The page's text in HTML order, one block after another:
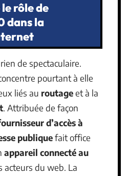
rôle de
dans la
de spectaculaire.
pourtant à elle
liés au routageet à la
. Attribuée de façon
d’accès à
publiquefait office
appareil connecté au
acteurs du web. La